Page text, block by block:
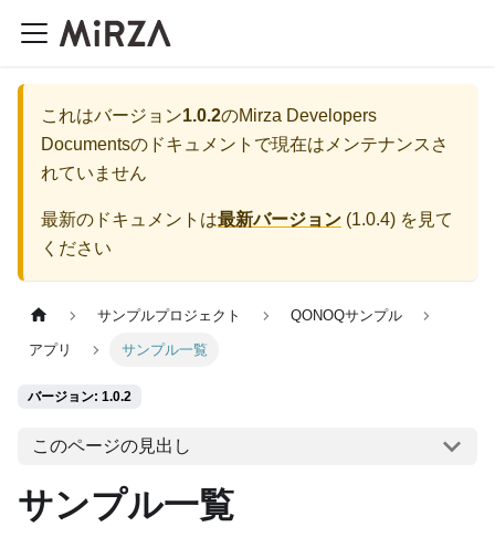
これはバージョン1.0.2のMirza Developers
Documentsのドキュメントで現在はメンテナンスさ
れていません
最新のドキュメントは最新バージョン (1.0.4) を見て
ください
サンプルプロジェクト QONOQサンプル
アプリ サンプル一覧
バージョン: 1.0.2
このページの見出し
サンプル一覧